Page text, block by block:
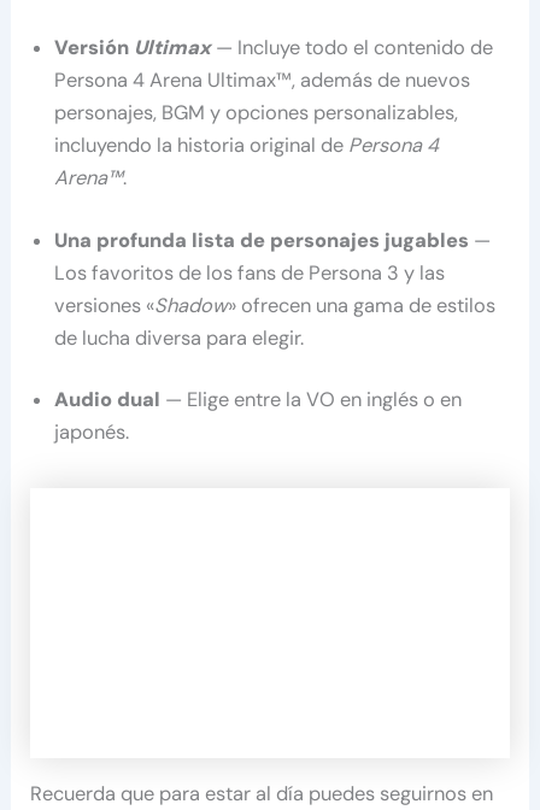
Versión Ultimax— Incluye todo el contenido de
Persona 4 Arena Ultimax™, además de nuevos
personajes, BGM y opciones personalizables,
incluyendo la historia original de Persona 4
Arena™.
Una profunda lista de personajes jugables —
Los favoritos de los fans de Persona 3 y las
versiones «Shadow» ofrecen una gama de estilos
de lucha diversa para elegir.
Audio dual — Elige entre la VO en inglés o en
japonés.
Recuerda que para estar al día puedes seguirnos en